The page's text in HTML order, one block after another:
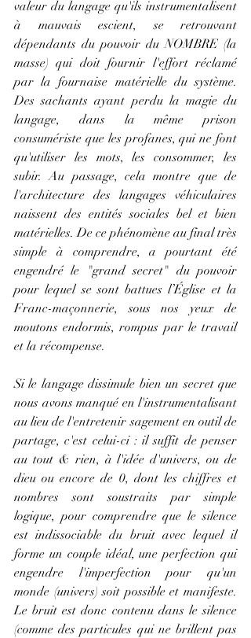
valeur du langage qu'ils instrumentalisent
à mauvais escient, se retrouvant
dépendants du pouvoir du NOMBRE (la
masse) qui doit fournir l'effort réclamé
par la fournaise matérielle du système.
Des sachants ayant perdu la magie du
langage, dans la même prison
consumériste que les profanes, qui ne font
qu'utiliser les mots, les consommer, les
subir. Au passage, cela montre que de
l'architecture des langages véhiculaires
naissent des entités sociales bel et bien
matérielles. De ce phénomène au final très
simple à comprendre, a pourtant été
engendré le "grand secret" du pouvoir
pour lequel se sont battues l’Église et la
Franc-maçonnerie, sous nos yeux de
moutons endormis, rompus par le travail
et la récompense.
Si le langage dissimule bien un secret que
nous avons manqué en l'instrumentalisant
au lieu de l'entretenir sagement en outil de
partage, c'est celui-ci : il suffit de penser
au tout & rien, à l'idée d'univers, ou de
dieu ou encore de 0, dont les chiffres et
nombres sont soustraits par simple
logique, pour comprendre que le silence
est indissociable du bruit avec lequel il
forme un couple idéal, une perfection qui
engendre l'imperfection pour qu'un
monde (univers) soit possible et manifeste.
Le bruit est donc contenu dans le silence
(comme des particules qui ne brillent pas